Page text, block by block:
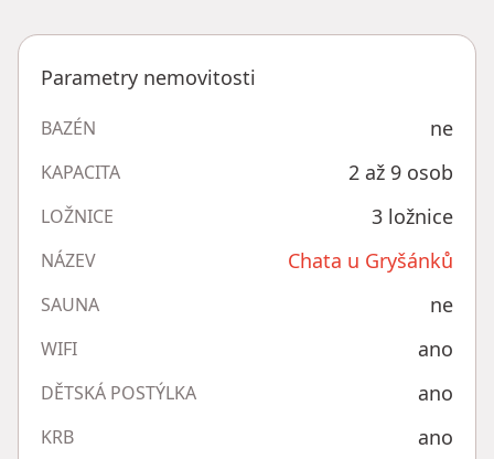
Parametry nemovitosti
BAZÉN ne
KAPACITA 2 až 9 osob
LOŽNICE 3 ložnice
NÁZEV Chata u Gryšánků
SAUNA ne
WIFI ano
DĚTSKÁ POSTÝLKA ano
KRB ano